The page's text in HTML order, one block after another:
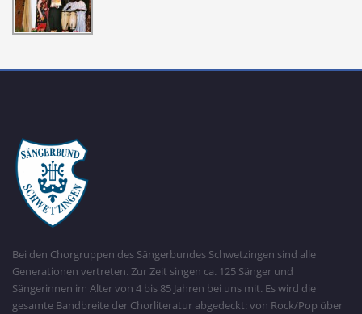
Bei den Chorgruppen des Sängerbundes Schwetzingen sind alle
Generationen vertreten. Zur Zeit singen ca. 125 Sänger und
Sängerinnen im Alter von 4 bis 85 Jahren bei uns mit. Es wird die
gesamte Bandbreite der Chorliteratur abgedeckt: von Rock/Pop über